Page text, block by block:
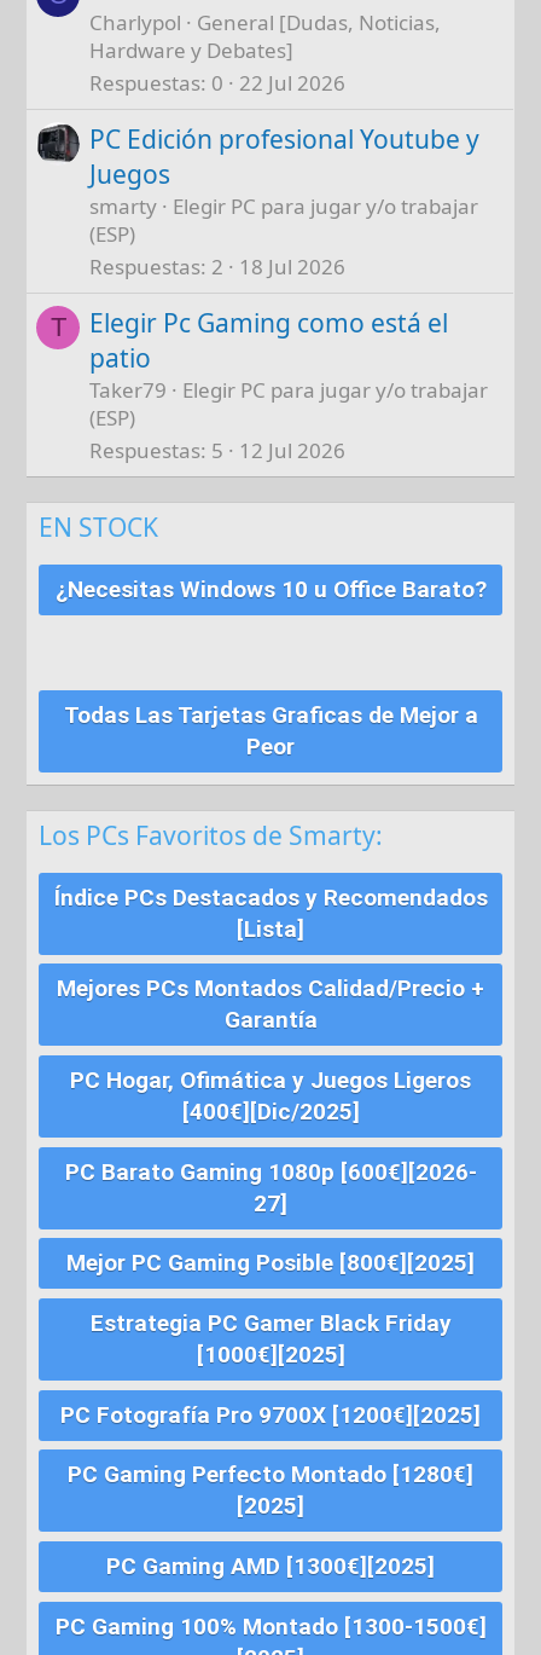
Charlypol
General [Dudas, Noticias,
Hardware y Debates]
Respuestas 0 22 Jul 2026
PC Edición profesional Youtube y
Juegos
smarty
Elegir PC para jugar y/o trabajar
(ESP)
Respuestas 2 18 Jul 2026
T
Elegir Pc Gaming como está el
patio
Taker79
Elegir PC para jugar y/o trabajar
(ESP)
Respuestas 5 12 Jul 2026
EN STOCK
¿Necesitas Windows 10 u Office Barato?
Todas Las Tarjetas Graficas de Mejor a
Peor
Los PCs Favoritos de Smarty:
Índice PCs Destacados y Recomendados
[Lista]
Mejores PCs Montados Calidad/Precio +
Garantía
PC Hogar, Ofimática y Juegos Ligeros
[400€][Dic/2025]
PC Barato Gaming 1080p [600€][2026-
27]
Mejor PC Gaming Posible [800€][2025]
Estrategia PC Gamer Black Friday
[1000€][2025]
PC Fotografía Pro 9700X [1200€][2025]
PC Gaming Perfecto Montado [1280€]
[2025]
PC Gaming AMD [1300€][2025]
PC Gaming 100% Montado [1300-1500€]